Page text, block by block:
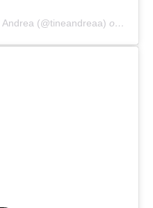
(@tineandreaa) op